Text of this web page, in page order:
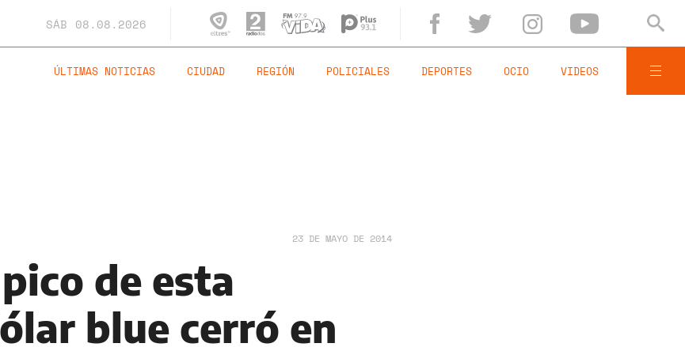
SÁB 08.08.2026
ÚLTIMAS NOTICIAS CIUDAD REGIÓN POLICIALES DEPORTES OCIO VIDEOS
23 DE MAYO DE 2014
pico de esta
blue cerró en